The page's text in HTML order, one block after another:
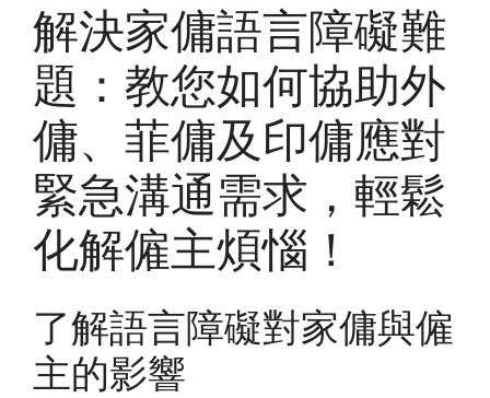
解決家傭語言障礙難
題：教您如何協助外
傭、菲傭及印傭應對
緊急溝通需求，輕鬆
化解僱主煩惱！
了解語言障礙對家傭與僱
主的影響